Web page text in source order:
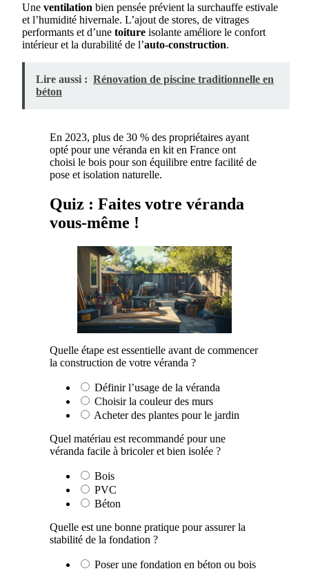
Une ventilation bien pensée prévient la surchauffe estivale
et l’humidité hivernale. L’ajout de stores, de vitrages
performants et d’une toiture isolante améliore le confort
intérieur et la durabilité de l’auto-construction.
Lire aussi : Rénovation de piscine traditionnelle en
béton
En 2023, plus de 30 % des propriétaires ayant
opté pour une véranda en kit en France ont
choisi le bois pour son équilibre entre facilité de
pose et isolation naturelle.
Quiz : Faites votre véranda
vous-même !
Quelle étape est essentielle avant de commencer
la construction de votre véranda ?
Définir l’usage de la véranda
Choisir la couleur des murs
Acheter des plantes pour le jardin
Quel matériau est recommandé pour une
véranda facile à bricoler et bien isolée ?
Bois
PVC
Béton
Quelle est une bonne pratique pour assurer la
stabilité de la fondation ?
Poser une fondation en béton ou bois